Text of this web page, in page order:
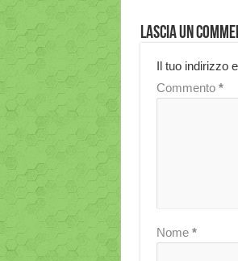
Lascia un
Il tuo indirizzo
Commento *
Nome *